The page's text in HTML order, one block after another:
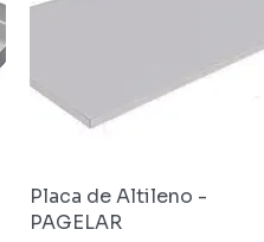
Visualização rápida
Placa de Altileno -
PAGELAR